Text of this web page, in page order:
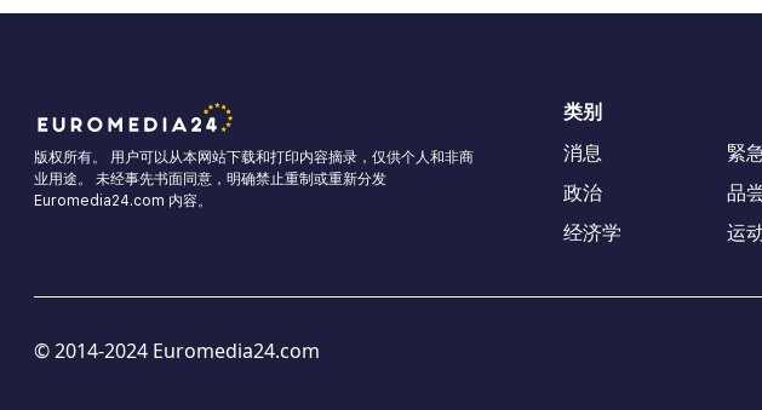
版权所有。 用户可以从本网站下载和打印内容摘录，仅供个人和非商
业用途。 未经事先书面同意，明确禁止重制或重新分发
Euromedia24.com 内容。
类别
消息
政治
经济学
緊
品
运
© 2014-2024 Euromedia24.com